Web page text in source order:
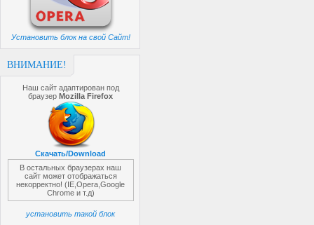
Установить блок на свой Сайт!
ВНИМАНИЕ!
Наш сайт адаптирован под
браузерMozilla Firefox
Скачать/Download
В остальных браузерах наш
сайт может отображаться
некорректно! (IE,Opera,Google
Chrome и т.д)
установить такой блок